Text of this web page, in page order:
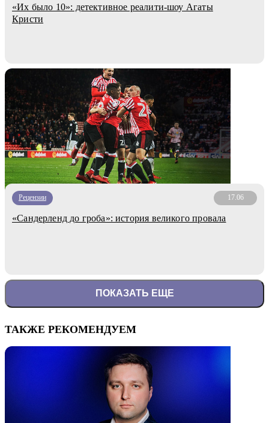
«Их было 10»: детективное реалити-шоу Агаты
Кристи
Рецензии 17.06
«Сандерленд до гроба»: история великого провала
ПОКАЗАТЬ ЕЩЕ
ТАКЖЕ РЕКОМЕНДУЕМ